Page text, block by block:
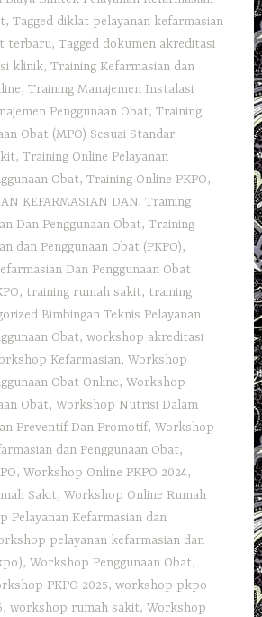
,Tagged diklat pelayanan kefarmasian
terbaru,Tagged dokumen akreditasi
klinik,Training Kefarmasian dan
,Training Manajemen Instalasi
Penggunaan Obat,Training
Obat (MPO) Sesuai Standar
,Training Online Pelayanan
Obat,Training Online PKPO,
KEFARMASIAN DAN,Training
Dan Penggunaan Obat,Training
dan Penggunaan Obat (PKPO),
Dan Penggunaan Obat
, training rumah sakit, training
Bimbingan Teknis Pelayanan
Obat,workshop akreditasi
Kefarmasian,Workshop
Obat Online,Workshop
Obat,Workshop Nutrisi Dalam
Preventif Dan Promotif,Workshop
dan Penggunaan Obat,
,Workshop Online PKPO 2024,
Sakit,Workshop Online Rumah
Pelayanan Kefarmasian dan
pelayanan kefarmasian dan
,Workshop Penggunaan Obat,
PKPO 2025,workshop pkpo
,workshop rumah sakit,Workshop